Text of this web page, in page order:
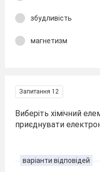
збудливість
магнетизм
Запитання 12
Виберіть хімічний
приєднувати
варіанти відповідей